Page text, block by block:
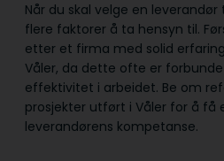
Når du skal velge en
flere faktorer å ta hensyn til.
etter et firma med solid
Våler, da dette ofte er
effektivitet i arbeidet. Be om
prosjekter utført i Våler for å få
leverandørens kompetanse.